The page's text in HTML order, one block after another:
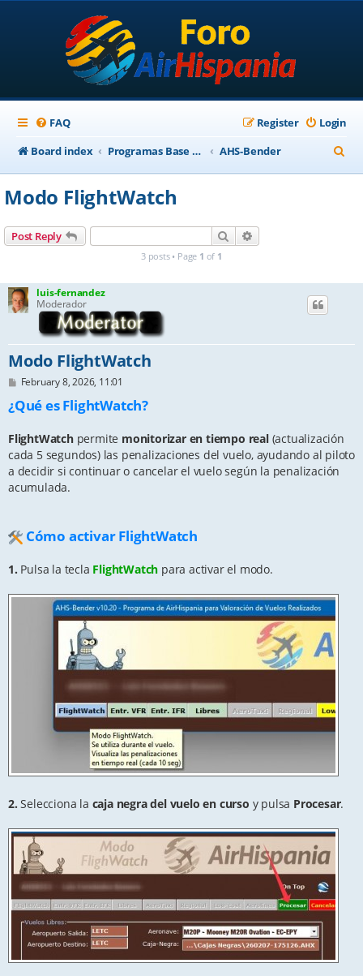
FAQ Login
Register
Board index
Programas Base AirHispania AHS-Bender
e
Modo FlightWatch
Post Reply Search
3 posts • Page 1 of 1
luis-fernandez
Moderador
Modo FlightWatch
P
s
t
February 8, 2026, 11:01
¿Qué es FlightWatch?
FlightWatch permite monitorizar en tiempo real(actualización
cada 5 segundos) las penalizaciones del vuelo, ayudando al piloto
a decidir si continuar o cancelar el vuelo según la penalización
acumulada.
Cómo activar FlightWatch
1. Pulsa la tecla FlightWatch para activar el modo.
2. Selecciona la caja negra del vuelo en curso y pulsa Procesar.